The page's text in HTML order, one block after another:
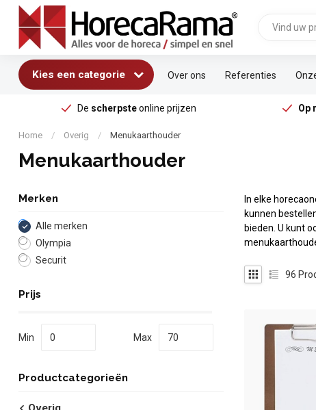
Kies een categorie Over ons Referenties
De scherpsteonline prijzen Op
Home / Overig / Menukaarthouder
Menukaarthouder
Merken
Alle merken
Olympia
Securit
Prijs
Min Max
Productcategorieën
In elke
kunnen
bieden. U kunt
96